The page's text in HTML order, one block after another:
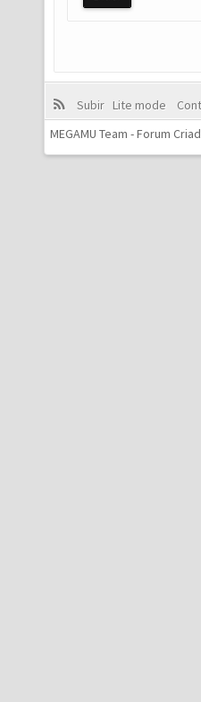
Subir Lite mode
MEGAMU Team - Forum